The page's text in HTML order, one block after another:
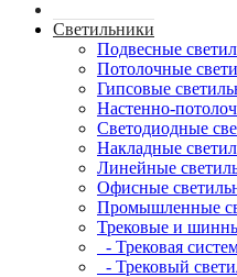
Светильники
Подвесные
Потолочные
Гипсовые
Настенно-
Светодиодные
Накладные
Линейные
Офисные
Промышленные
Трековые и
- Трековая
- Трековый